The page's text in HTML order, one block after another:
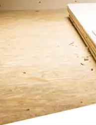
Couvreur 94